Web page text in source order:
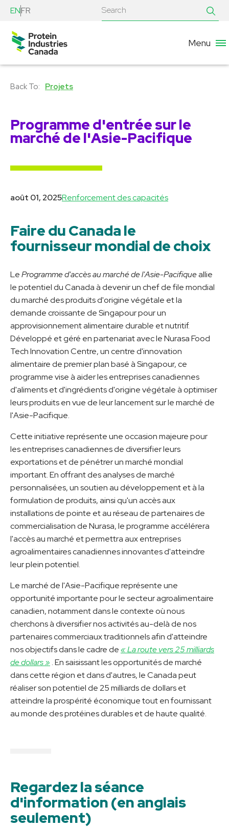
ENFR
Menu
Projets
Programme d'entrée sur le
marché de l'Asie-Pacifique
août 01, 2025Renforcement des capacités
Faire du Canada le
fournisseur mondial de choix
LeProgramme d'accès au marché de l'Asie-Pacifiqueallie
le potentiel du Canada à devenir un chef de file mondial
du marché des produits d'origine végétale et la
demande croissante de Singapour pour un
approvisionnement alimentaire durable et nutritif.
Développé et géré en partenariat avec le Nurasa Food
Tech Innovation Centre, un centre d'innovation
alimentaire de premier plan basé à Singapour, ce
programme vise à aider les entreprises canadiennes
d'aliments et d'ingrédients d'origine végétale à optimiser
leurs produits en vue de leur lancement sur le marché de
l'Asie-Pacifique.
Cette initiative représente une occasion majeure pour
les entreprises canadiennes de diversifier leurs
exportations et de pénétrer un marché mondial
important. En offrant des analyses de marché
personnalisées, un soutien au développement et à la
formulation de produits, ainsi qu'un accès aux
installations de pointe et au réseau de partenaires de
commercialisation de Nurasa, le programme accélérera
l'accès au marché et permettra aux entreprises
agroalimentaires canadiennes innovantes d'atteindre
leur plein potentiel.
Le marché de l'Asie-Pacifique représente une
opportunité importante pour le secteur agroalimentaire
canadien, notamment dans le contexte où nous
cherchons à diversifier nos activités au-delà de nos
partenaires commerciaux traditionnels afin d'atteindre
nos objectifs dans le cadre de« La route vers 25 milliards
de dollars » . En saisissant les opportunités de marché
dans cette région et dans d'autres, le Canada peut
réaliser son potentiel de 25 milliards de dollars et
atteindre la prospérité économique tout en fournissant
au monde des protéines durables et de haute qualité.
Regardez la séance
d'information (en anglais
seulement)